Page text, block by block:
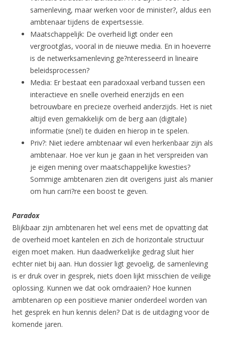
samenleving, maar werken voor de minister?, aldus een
ambtenaar tijdens de expertsessie.
Maatschappelijk: De overheid ligt onder een
vergrootglas, vooral in de nieuwe media. En in hoeverre
is de netwerksamenleving ge?nteresseerd in lineaire
beleidsprocessen?
Media: Er bestaat een paradoxaal verband tussen een
interactieve en snelle overheid enerzijds en een
betrouwbare en precieze overheid anderzijds. Het is niet
altijd even gemakkelijk om de berg aan (digitale)
informatie (snel) te duiden en hierop in te spelen.
Priv?: Niet iedere ambtenaar wil even herkenbaar zijn als
ambtenaar. Hoe ver kun je gaan in het verspreiden van
je eigen mening over maatschappelijke kwesties?
Sommige ambtenaren zien dit overigens juist als manier
om hun carri?re een boost te geven.
Paradox
Blijkbaar zijn ambtenaren het wel eens met de opvatting dat
de overheid moet kantelen en zich de horizontale structuur
eigen moet maken. Hun daadwerkelijke gedrag sluit hier
echter niet bij aan. Hun dossier ligt gevoelig, de samenleving
is er druk over in gesprek, niets doen lijkt misschien de veilige
oplossing. Kunnen we dat ook omdraaien? Hoe kunnen
ambtenaren op een positieve manier onderdeel worden van
het gesprek en hun kennis delen? Dat is de uitdaging voor de
komende jaren.